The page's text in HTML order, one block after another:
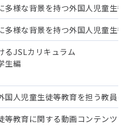
多様な背景を持つ外国人児童生
多様な背景を持つ外国人児童生
るJSLカリキュラム
生編
国人児童生徒等教育を担う教員
等教育に関する動画コンテンツに